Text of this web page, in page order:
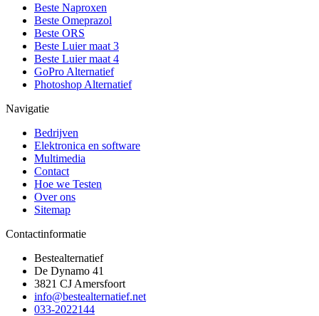
Beste Naproxen
Beste Omeprazol
Beste ORS
Beste Luier maat 3
Beste Luier maat 4
GoPro Alternatief
Photoshop Alternatief
Navigatie
Bedrijven
Elektronica en software
Multimedia
Contact
Hoe we Testen
Over ons
Sitemap
Contactinformatie
Bestealternatief
De Dynamo 41
3821 CJ Amersfoort
info@bestealternatief.net
033-2022144